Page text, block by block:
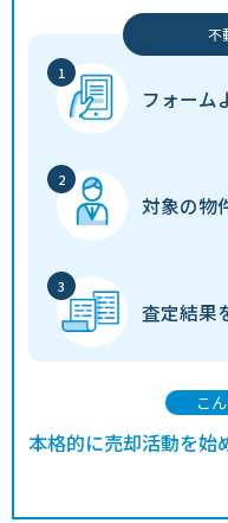
不
フォーム
対象の物
査定結果
こ
本格的に売却活動を始